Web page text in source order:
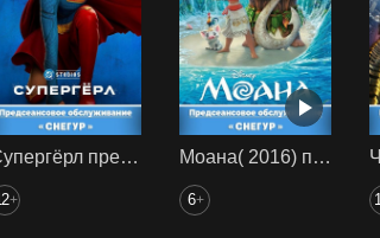
Супергёрл предс. обсл. Снегур
+
Моана( 2016) предс. обсл. Снегур
6+